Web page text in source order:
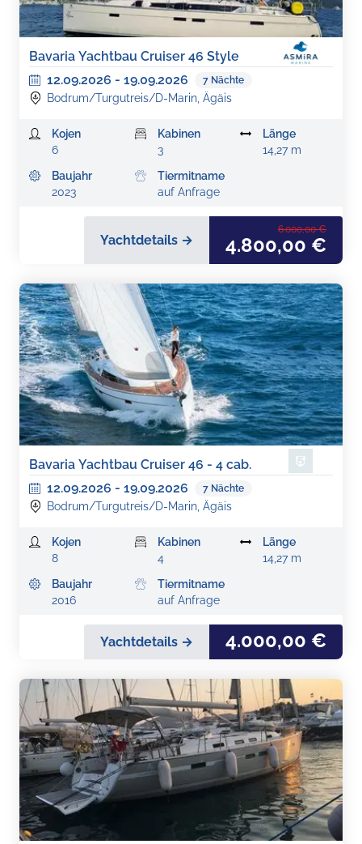
Bavaria Yachtbau Cruiser 46 Style
12.09.2026 - 19.09.2026 7 Nächte
Bodrum/Turgutreis/D-Marin, Ägäis
Kojen
6
Kabinen
3
Länge
14,27 m
Baujahr
2023
Tiermitname
auf Anfrage
Yachtdetails →
6.000,00 €
4.800,00 €
Bavaria Yachtbau Cruiser 46 - 4 cab.
12.09.2026 - 19.09.2026 7 Nächte
Bodrum/Turgutreis/D-Marin, Ägäis
Kojen
8
Kabinen
4
Länge
14,27 m
Baujahr
2016
Tiermitname
auf Anfrage
Yachtdetails → 4.000,00 €